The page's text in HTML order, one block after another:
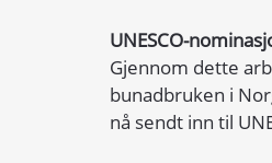
UNESCO-
Gjennom dette
bunadbruken i
nå sendt inn til